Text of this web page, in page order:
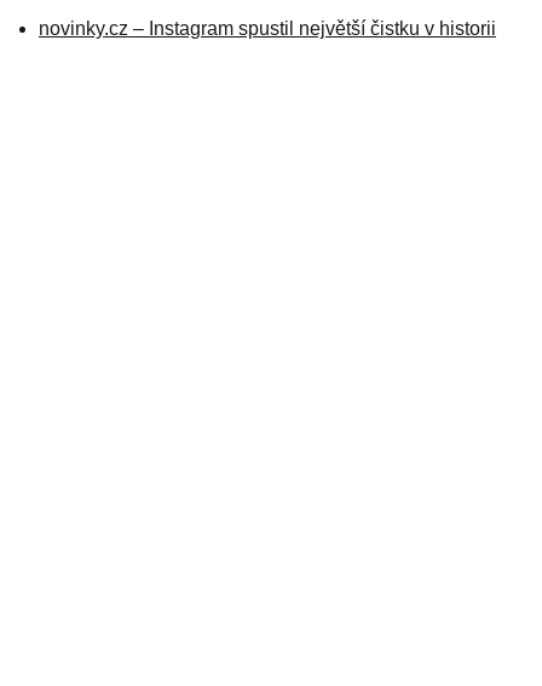
novinky.cz – Instagram spustil největší čistku v historii